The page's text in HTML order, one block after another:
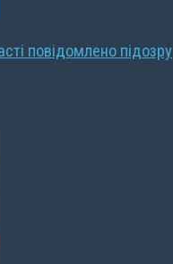
повідомлено підозру